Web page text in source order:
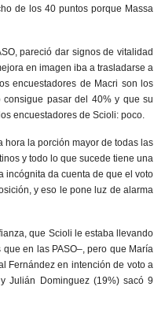
de los 40 puntos porque Massa
pareció dar signos de vitalidad
en imagen iba a trasladarse a
encuestadores de Macri son los
pasar del 40% y que su
encuestadores de Scioli: poco.
hora la porción mayor de todas las
y todo lo que sucede tiene una
incógnita da cuenta de que el voto
y eso le pone luz de alarma
que Scioli le estaba llevando
en las PASO–, pero que María
Fernández en intención de voto a
Julián Dominguez (19%) sacó 9